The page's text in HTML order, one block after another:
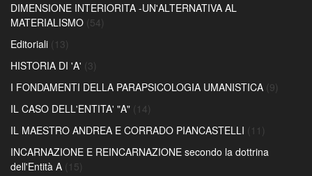
DIMENSIONE INTERIORITA -UN'ALTERNATIVA AL
MATERIALISMO (54)
Editoriali (13)
HISTORIA DI 'A' (3)
I FONDAMENTI DELLA PARAPSICOLOGIA UMANISTICA (9)
IL CASO DELL'ENTITA' "A" (14)
IL MAESTRO ANDREA E CORRADO PIANCASTELLI (11)
INCARNAZIONE E REINCARNAZIONE secondo la dottrina
dell'Entità A (15)